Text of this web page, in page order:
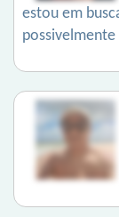
estou em